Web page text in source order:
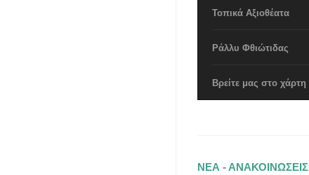
Τοπικά Αξιοθέατα
Ράλλυ Φθιώτιδας
Βρείτε μας στο χάρτη
ΝΕΑ - ΑΝΑΚΟΙΝΩΣΕΙΣ